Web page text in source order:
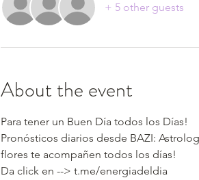
+ 5 other guests
About the event
Para tener un Buen Día todos los Días!
Pronósticos diarios desde BAZI:
flores te acompañen todos los días!
Da click en --> t.me/energiadeldia